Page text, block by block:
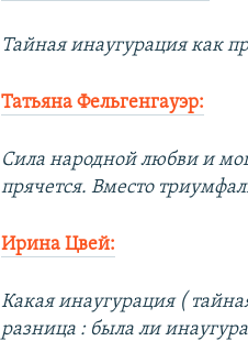
Тайная инаугурация как
Татьяна Фельгенгауэр:
Сила народной любви и
прячется. Вместо
Ирина Цвей:
Какая инаугурация (
разница : была ли